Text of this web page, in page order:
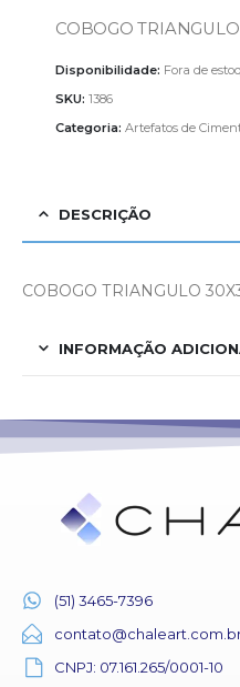
COBOGO
Disponibilidade: Fora de
SKU: 1386
Categoria: Artefatos de
DESCRIÇÃO
COBOGO TRIANGULO
INFORMAÇÃO
(51) 3465-7396
CNPJ: 07.161.265/0001-10